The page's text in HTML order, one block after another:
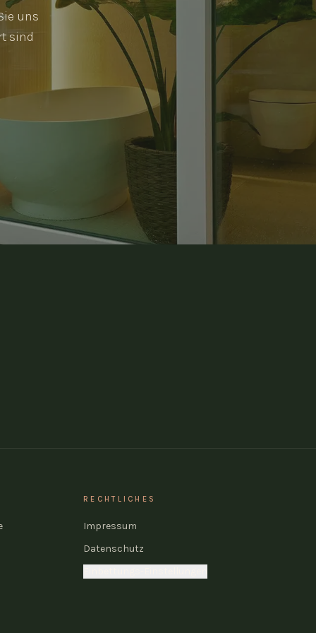
uns
sind
RECHTLICHES
Impressum
Datenschutz